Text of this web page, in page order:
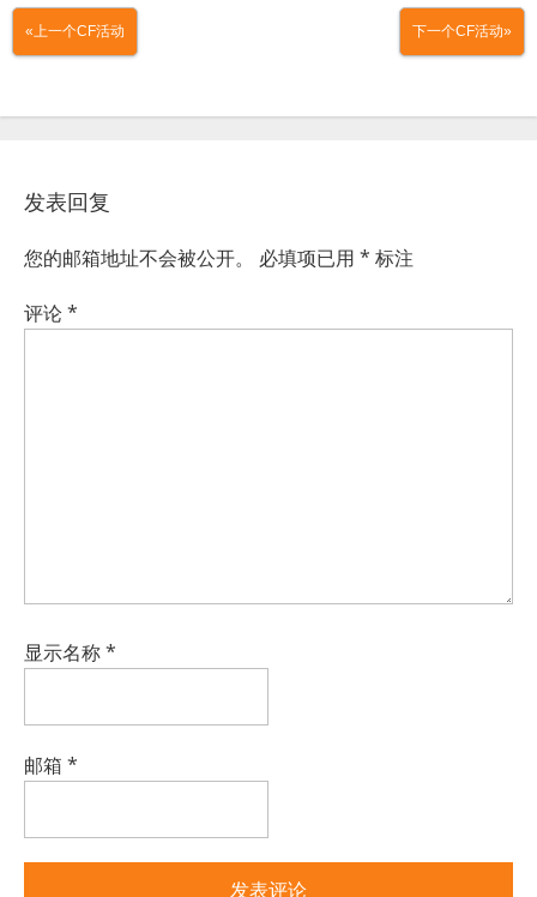
«上一个CF活动 下一个CF活动»
发表回复
您的邮箱地址不会被公开。 必填项已用 * 标注
评论*
显示名称*
邮箱 *